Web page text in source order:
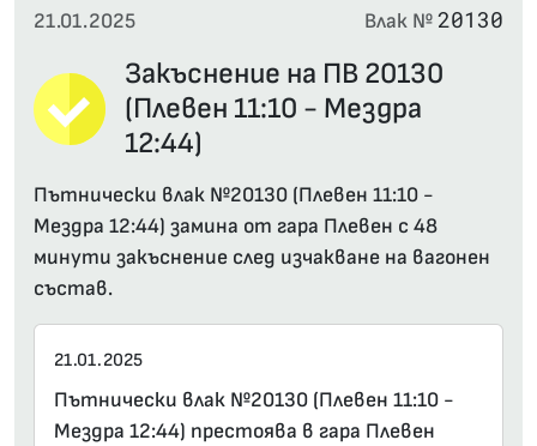
21.01.2025 Влак №20130
Закъснение на ПВ 20130
(Плевен 11:10 - Мездра
12:44)
Пътнически влак №20130 (Плевен 11:10 -
Мездра 12:44) замина от гара Плевен с 48
минути закъснение след изчакване на вагонен
състав.
21.01.2025
Пътнически влак №20130 (Плевен 11:10 -
Мездра 12:44) престоява в гара Плевен